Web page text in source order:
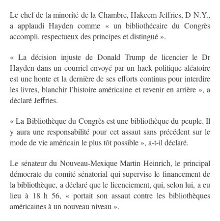
Le chef de la minorité de la Chambre, Hakeem Jeffries, D-N.Y.,
a applaudi Hayden comme « un bibliothécaire du Congrès
accompli, respectueux des principes et distingué ».
« La décision injuste de Donald Trump de licencier le Dr
Hayden dans un courriel envoyé par un hack politique aléatoire
est une honte et la dernière de ses efforts continus pour interdire
les livres, blanchir l’histoire américaine et revenir en arrière », a
déclaré Jeffries.
« La Bibliothèque du Congrès est une bibliothèque du peuple. Il
y aura une responsabilité pour cet assaut sans précédent sur le
mode de vie américain le plus tôt possible », a-t-il déclaré.
Le sénateur du Nouveau-Mexique Martin Heinrich, le principal
démocrate du comité sénatorial qui supervise le financement de
la bibliothèque, a déclaré que le licenciement, qui, selon lui, a eu
lieu à 18 h 56, « portait son assaut contre les bibliothèques
américaines à un nouveau niveau ».